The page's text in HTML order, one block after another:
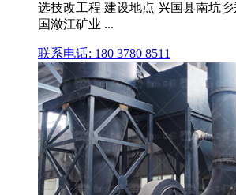
选技改工程 建设地点 兴国县南坑
国潋江矿业 ...
联系电话: 180 3780 8511